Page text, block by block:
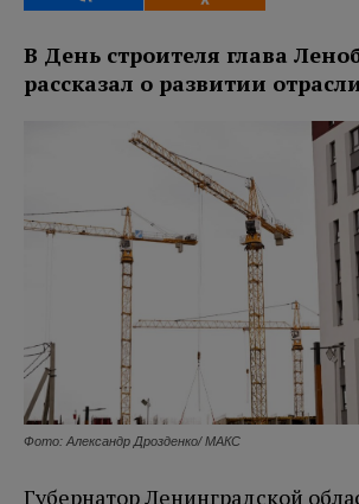
В День строителя глава
рассказал о развитии
Фото: Александр Дрозденко/ МАКС
Губернатор Ленинградской